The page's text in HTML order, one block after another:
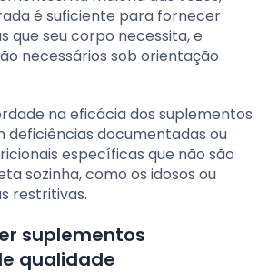
é suficiente para fornecer
que seu corpo necessita, e
necessários sob orientação
na eficácia dos suplementos
deficiências documentadas ou
específicas que não são
sozinha, como os idosos ou
restritivas.
suplementos
qualidade